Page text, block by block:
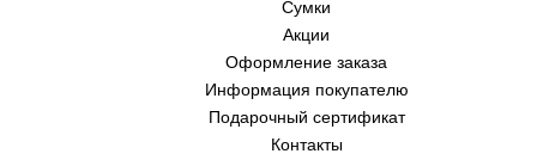
Сумки
Акции
Оформление заказа
Информация покупателю
Подарочный сертификат
Контакты